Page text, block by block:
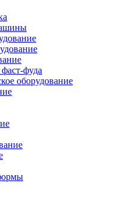
фуда
оборудование